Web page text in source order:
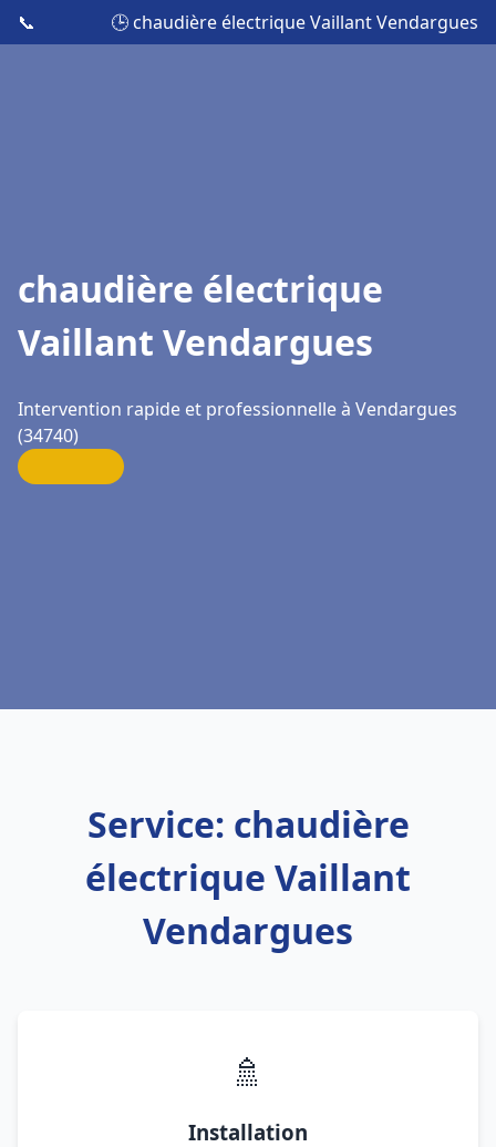
📞 🕒 chaudière électrique Vaillant Vendargues
chaudière électrique
Vaillant Vendargues
Intervention rapide et professionnelle à Vendargues
(34740)
Service: chaudière
électrique Vaillant
Vendargues
🚿
Installation